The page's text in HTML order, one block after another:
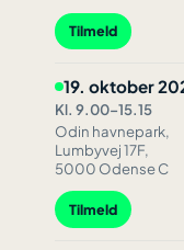
Tilmeld
19. oktober
Kl. 9.00–15.15
Odin havnepark,
Lumbyvej 17F,
5000 Odense C
Tilmeld